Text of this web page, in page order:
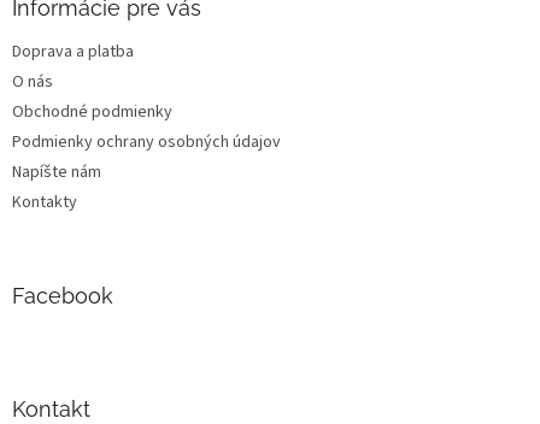
e
Informácie pre vás
Doprava a platba
O nás
Obchodné podmienky
Podmienky ochrany osobných údajov
Napíšte nám
Kontakty
Facebook
Kontakt